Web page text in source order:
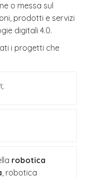
o messa sul
prodotti e servizi
digitali 4.0.
i progetti che
robotica
, robotica